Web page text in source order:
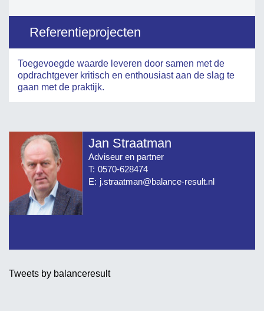
Referentieprojecten
Toegevoegde waarde leveren door samen met de
opdrachtgever kritisch en enthousiast aan de slag te
gaan met de praktijk.
Jan Straatman
Adviseur en partner
T: 0570-628474
E: j.straatman@balance-result.nl
Tweets by balanceresult